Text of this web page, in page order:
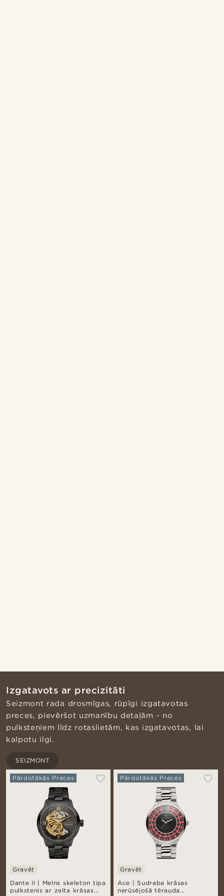
Izgatavots ar precizitāti
Seizmont rada drosmīgas, rūpīgi izgatavotas
preces, pievēršot uzmanību detaļām - no
pulksteņiem līdz rotaslietām, kas izgatavotas, lai
kalpotu ilgi.
SEIZMONT
Dante II | Melns skeleton tipa
pulkstenis ar zelta krāsas
Pārdotākās Preces
Gravēt
Ace | Sudraba krāsas
nerūsējošā tērauda
Pārdotākās Preces
Gravēt